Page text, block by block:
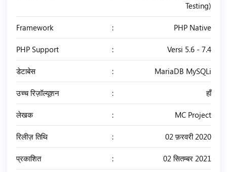
Testing)
Framework PHP Native
PHP Support Versi 5.6 - 7.4
डेटाबेस MariaDB MySQLi
उच्च रिज़ॉल्यूशन हाँ
लेखक MC Project
रिलीज़ तिथि 02 फ़रवरी 2020
प्रकाशित 02 सितम्बर 2021